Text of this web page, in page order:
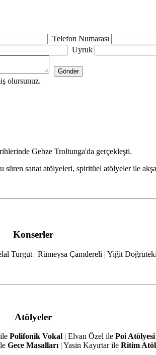
Telefon Numarası
Uyruk
olursunuz.
Gebze Troltunga'da gerçekleşti.
sanat atölyeleri, spiritüel atölyeler ile
Konserler
Turgut | Rümeysa Çamdereli | Yiğit
Atölyeler
Polifonik Vokal| Elvan Özel ile Poi Atölyesi
Gece Masalları| Yasin Kayırtar ile Ritim